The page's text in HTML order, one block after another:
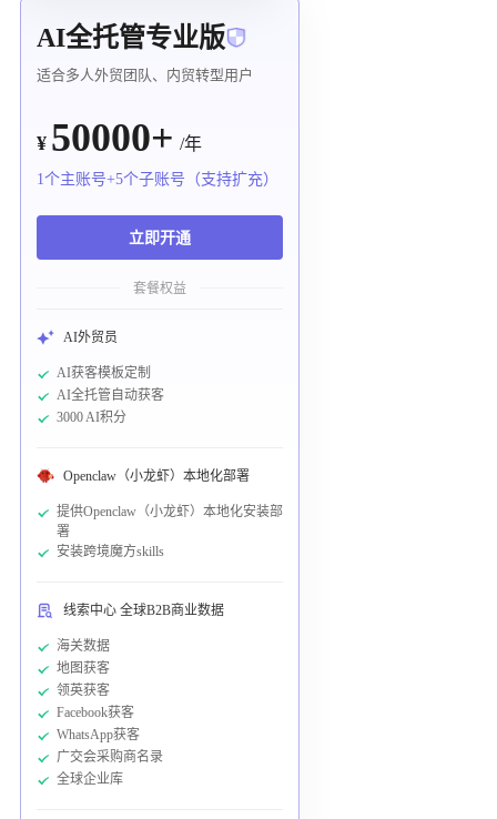
AI全托管专业版
适合多人外贸团队、内贸转型用户
¥ 50000+ /年
1个主账号+5个子账号（支持扩充）
立即开通
套餐权益
AI外贸员
AI获客模板定制
AI全托管自动获客
3000 AI积分
Openclaw（小龙虾）本地化部署
提供Openclaw（小龙虾）本地化安装部
署
安装跨境魔方skills
线索中心 全球B2B商业数据
海关数据
地图获客
领英获客
Facebook获客
WhatsApp获客
广交会采购商名录
全球企业库